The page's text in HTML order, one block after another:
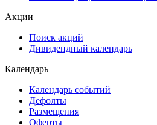
ESG
Самые популярные облигации
Дивидендный календарь
Календарь